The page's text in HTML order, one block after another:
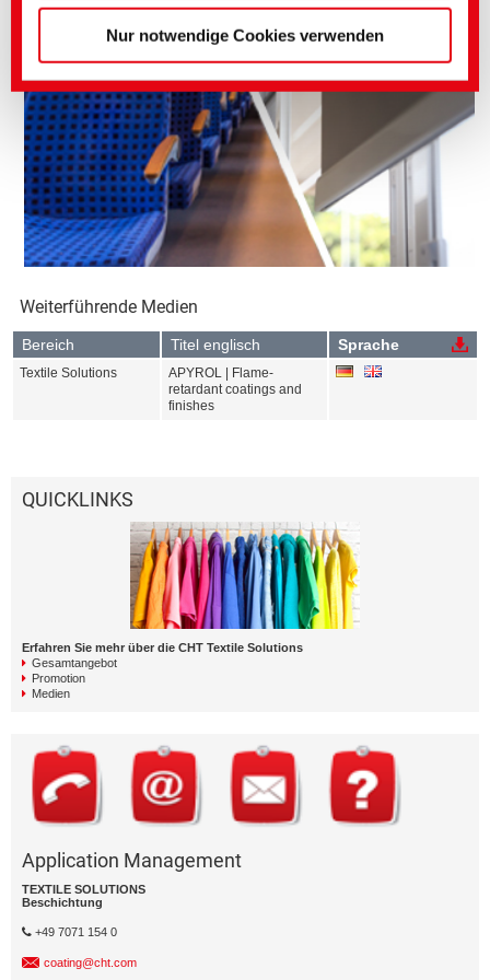
Nur notwendige Cookies verwenden
Weiterführende Medien
Bereich Titel englisch Sprache
Textile Solutions
APYROL | Flame-
retardant coatings and
finishes
QUICKLINKS
Erfahren Sie mehr über die CHT Textile Solutions
Gesamtangebot
Promotion
Medien
Application Management
TEXTILE SOLUTIONS
Beschichtung
+49 7071 154 0
coating@cht.com